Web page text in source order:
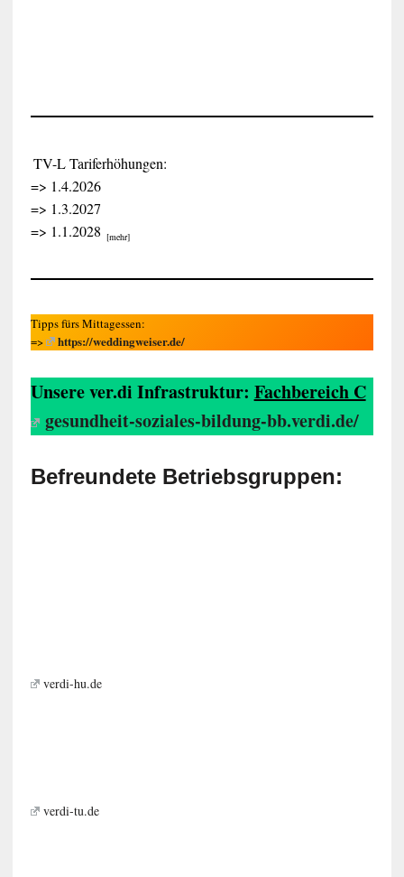
TV-L Tariferhöhungen:
=> 1.4.2026
=> 1.3.2027
=> 1.1.2028 [mehr]
Tipps fürs Mittagessen:
=>
https://weddingweiser.de/
Unsere ver.di Infrastruktur: Fachbereich C
gesundheit-soziales-bildung-bb.verdi.de/
Befreundete Betriebsgruppen:
verdi-hu.de
verdi-tu.de